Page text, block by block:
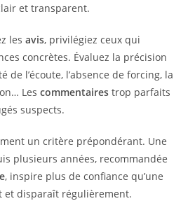
et transparent.
lesavis, privilégiez ceux qui
concrètes. Évaluez la précision
de l’écoute, l’absence de forcing, la
Lescommentaires trop parfaits
suspects.
un critère prépondérant. Une
plusieurs années, recommandée
, inspire plus de confiance qu’une
et disparaît régulièrement.